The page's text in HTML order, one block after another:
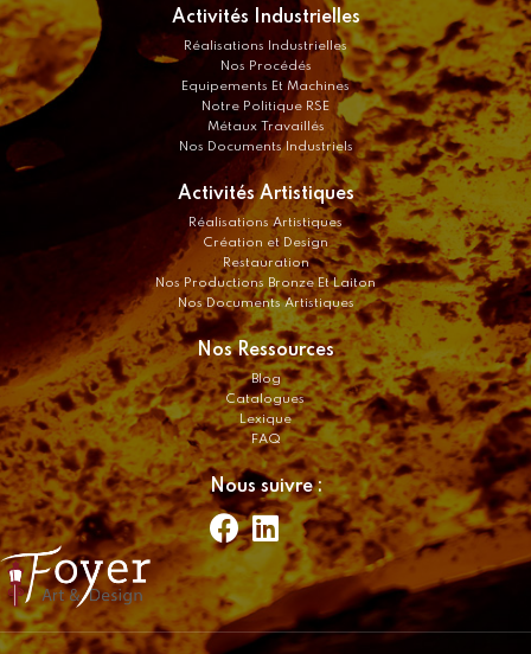
Activités Industrielles
Réalisations Industrielles
Nos Procédés
Equipements Et Machines
Notre Politique RSE
Métaux Travaillés
Nos Documents Industriels
Activités Artistiques
Réalisations Artistiques
Création et Design
Restauration
Nos Productions Bronze Et Laiton
Nos Documents Artistiques
Nos Ressources
Blog
Catalogues
Lexique
FAQ
Nous suivre :